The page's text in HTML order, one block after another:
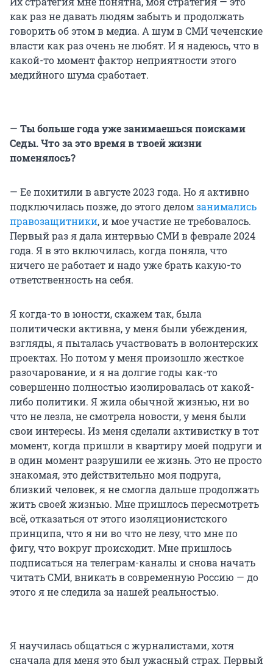
как раз не давать людям забыть и продолжать
говорить об этом в медиа. А шум в СМИ чеченские
власти как раз очень не любят. И я надеюсь, что в
какой-то момент фактор неприятности этого
медийного шума сработает.
— Ты больше года уже занимаешься поисками
Седы. Что за это время в твоей жизни
поменялось?
— Ее похитили в августе 2023 года. Но я активно
подключилась позже, до этого деломзанимались
правозащитники, и мое участие не требовалось.
Первый раз я дала интервью СМИ в феврале 2024
года. Я в это включилась, когда поняла, что
ничего не работает и надо уже брать какую-то
ответственность на себя.
Я когда-то в юности, скажем так, была
политически активна, у меня были убеждения,
взгляды, я пыталась участвовать в волонтерских
проектах. Но потом у меня произошло жесткое
разочарование, и я на долгие годы как-то
совершенно полностью изолировалась от какой-
либо политики. Я жила обычной жизнью, ни во
что не лезла, не смотрела новости, у меня были
свои интересы. Из меня сделали активистку в тот
момент, когда пришли в квартиру моей подруги и
в один момент разрушили ее жизнь. Это не просто
знакомая, это действительно моя подруга,
близкий человек, я не смогла дальше продолжать
жить своей жизнью. Мне пришлось пересмотреть
всё, отказаться от этого изоляционистского
принципа, что я ни во что не лезу, что мне по
фигу, что вокруг происходит. Мне пришлось
подписаться на телеграм-каналы и снова начать
читать СМИ, вникать в современную Россию — до
этого я не следила за нашей реальностью.
Я научилась общаться с журналистами, хотя
сначала для меня это был ужасный страх. Первый